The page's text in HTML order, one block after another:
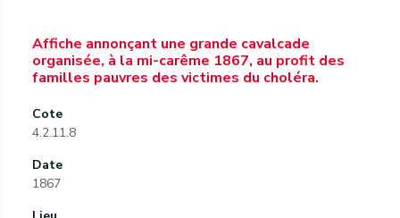
Affiche annonçant une grande cavalcade
organisée, à la mi-carême 1867, au profit des
familles pauvres des victimes du choléra.
Cote
4.2.11.8
Date
1867